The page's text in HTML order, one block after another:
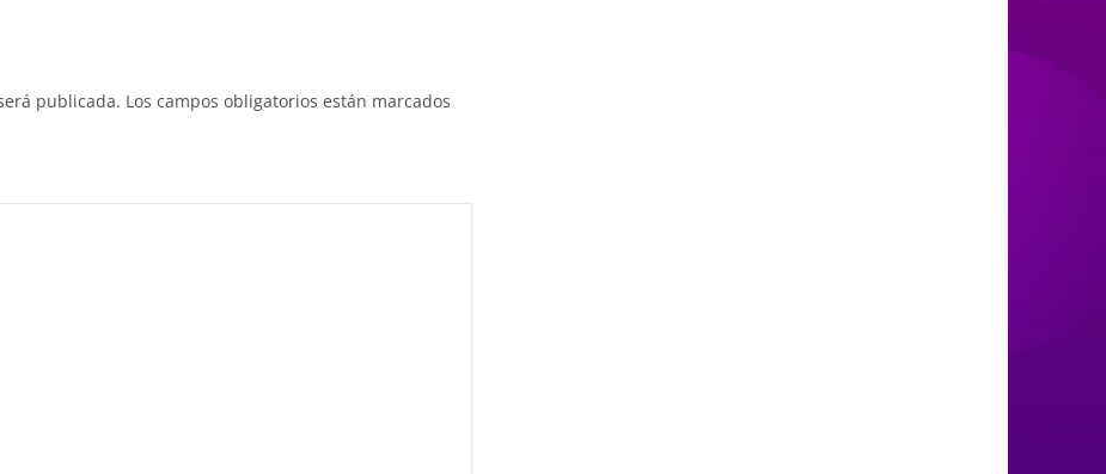
publicada. Los campos obligatorios están marcados